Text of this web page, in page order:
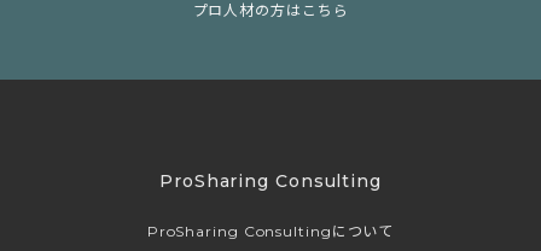
プロ人材の方はこちら
ProSharing Consulting
ProSharing Consultingについて